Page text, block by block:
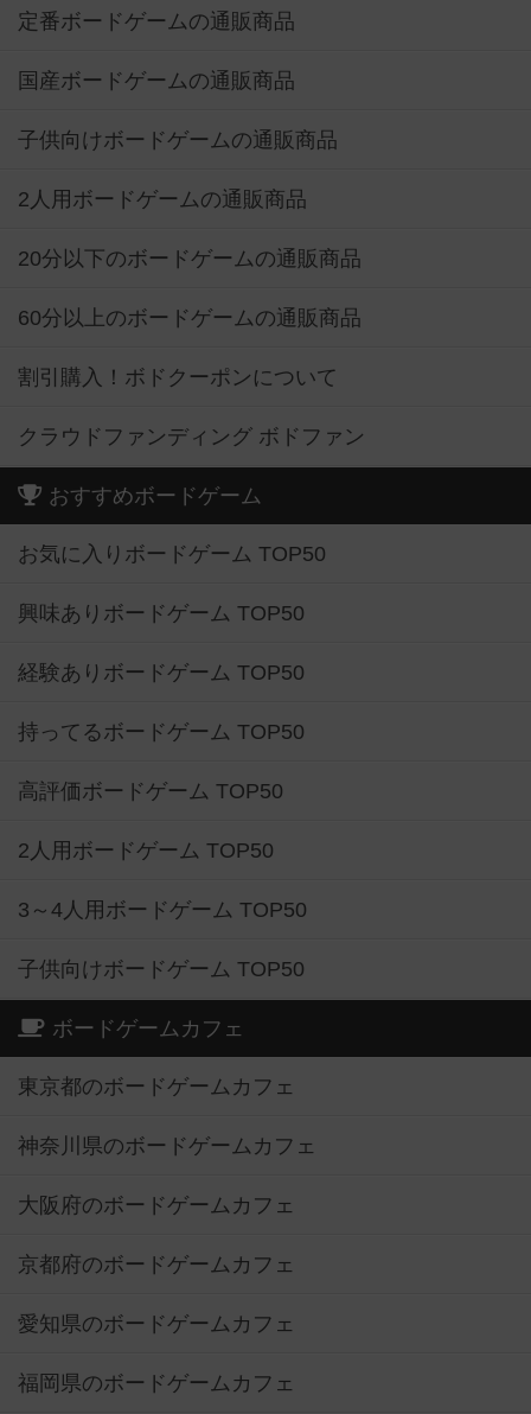
定番ボードゲームの通販商品
国産ボードゲームの通販商品
子供向けボードゲームの通販商品
2人用ボードゲームの通販商品
20分以下のボードゲームの通販商品
60分以上のボードゲームの通販商品
割引購入！ボドクーポンについて
クラウドファンディング ボドファン
おすすめボードゲーム
お気に入りボードゲーム TOP50
興味ありボードゲーム TOP50
経験ありボードゲーム TOP50
持ってるボードゲーム TOP50
高評価ボードゲーム TOP50
2人用ボードゲーム TOP50
3～4人用ボードゲーム TOP50
子供向けボードゲーム TOP50
ボードゲームカフェ
東京都のボードゲームカフェ
神奈川県のボードゲームカフェ
大阪府のボードゲームカフェ
京都府のボードゲームカフェ
愛知県のボードゲームカフェ
福岡県のボードゲームカフェ